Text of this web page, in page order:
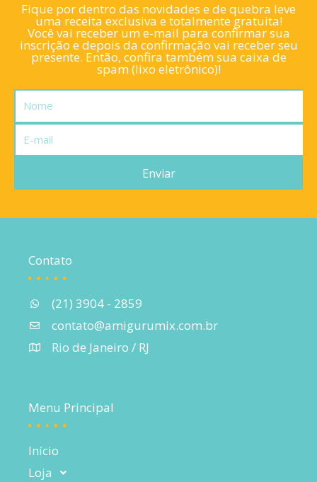
Fique por dentro das novidades e de quebra leve
uma receita exclusiva e totalmente gratuita!
Você vai receber um e-mail para confirmar sua
inscrição e depois da confirmação vai receber seu
presente. Então, confira também sua caixa de
spam (lixo eletrônico)!
Nome
mail
Enviar
Contato
(21) 3904 - 2859
contato@amigurumix.com.br
Rio de Janeiro / RJ
Menu Principal
Início
Loja